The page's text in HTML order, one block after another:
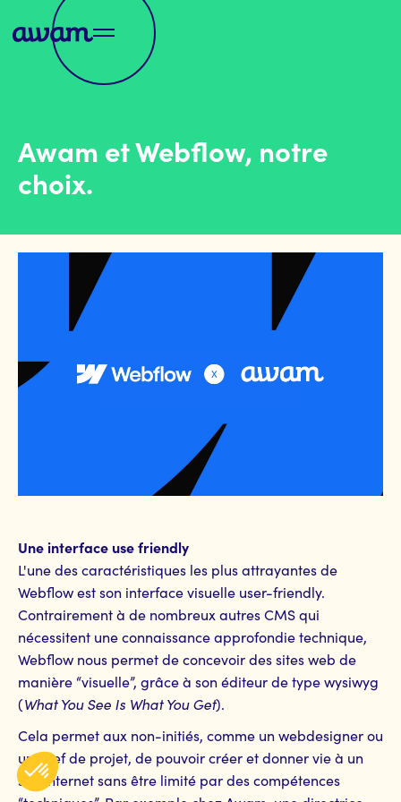
Awam et Webflow, notre
choix.
Une interface use friendly
L'une des caractéristiques les plus attrayantes de
Webflow est son interface visuelle user-friendly.
Contrairement à de nombreux autres CMS qui
nécessitent une connaissance approfondie technique,
Webflow nous permet de concevoir des sites web de
manière “visuelle”, grâce à son éditeur de type wysiwyg
(What You See Is What You Get).
Cela permet aux non-initiés, comme un webdesigner ou
un chef de projet, de pouvoir créer et donner vie à un
site internet sans être limité par des compétences